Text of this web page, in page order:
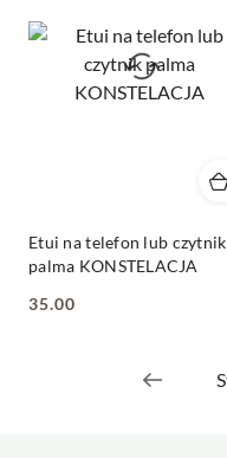
Etui na telefon lub czytnik
palma KONSTELACJA
Cena:
35.00